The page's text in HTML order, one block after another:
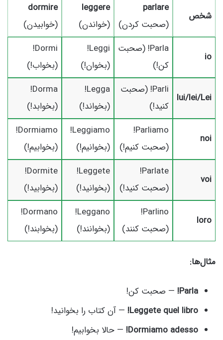
شخص
parlare
(صحبت کردن)
leggere
(خواندن)
dormire
(خوابیدن)
io
Parla! (صحبت
کن!)
Leggi!
(بخوان!)
Dormi!
(بخواب!)
lui/lei/Lei
Parli! (صحبت
کنید!)
Legga!
(بخواند!)
Dorma!
(بخوابد!)
noi
Parliamo!
(صحبت کنیم!)
Leggiamo!
(بخوانیم!)
Dormiamo!
(بخوابیم!)
voi
Parlate!
(صحبت کنید!)
Leggete!
(بخوانید!)
Dormite!
(بخوابید!)
loro
Parlino!
(صحبت کنند)
Leggano!
(بخوانند!)
Dormano!
(بخوابند!)
مثال‌ها:
Parla! — صحبت کن!
Leggete quel libro! — آن کتاب را بخوانید!
Dormiamo adesso! — حالا بخوابیم!